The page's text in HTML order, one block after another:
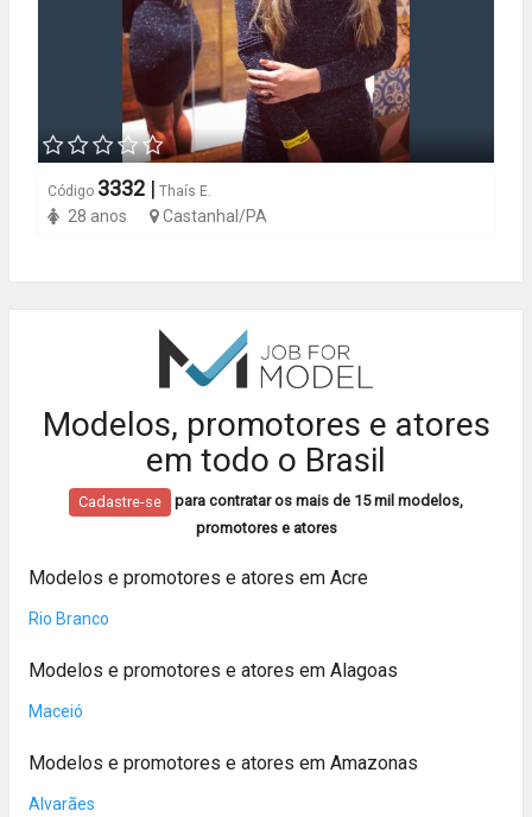
Código 3332 | Thaís E.
28 anos Castanhal/PA
Modelos, promotores e atores
em todo o Brasil
Cadastre-se
para contratar os mais de 15 mil modelos,
promotores e atores
Modelos e promotores e atores em Acre
Rio Branco
Modelos e promotores e atores em Alagoas
Maceió
Modelos e promotores e atores em Amazonas
Alvarães